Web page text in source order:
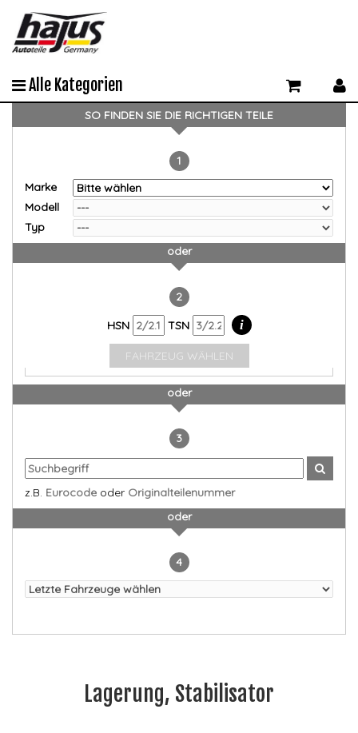
Alle Kategorien
SO FINDEN SIE DIE RICHTIGEN TEILE
1
Marke
Modell
Typ
oder
2
HSN
TSN i
FAHRZEUG WÄHLEN
oder
3
z.B. Eurocode oder Originalteilenummer
oder
4
Lagerung, Stabilisator